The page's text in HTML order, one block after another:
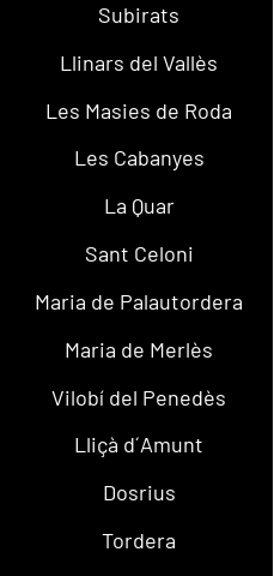
Subirats
Llinars del Vallès
Les Masies de Roda
Les Cabanyes
La Quar
Sant Celoni
Maria de Palautordera
Maria de Merlès
Vilobí del Penedès
Lliçà d´Amunt
Dosrius
Tordera